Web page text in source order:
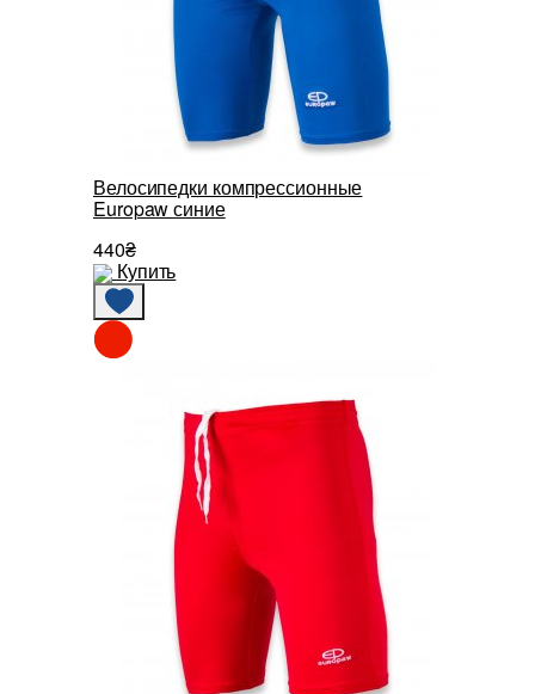
Велосипедки компрессионные
Europaw синие
440₴
Купить